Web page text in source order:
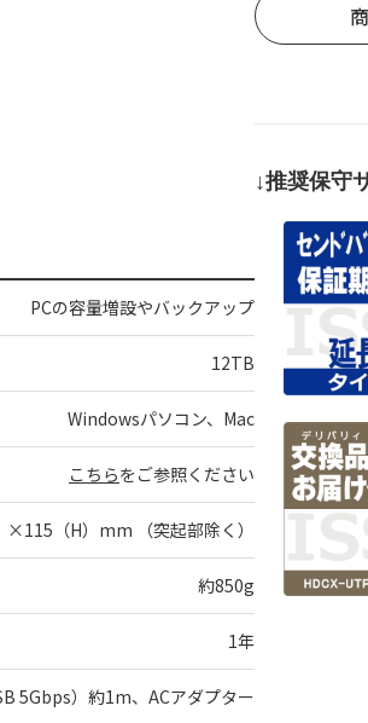
PCの容量増設やバックアップ
12TB
Windowsパソコン、Mac
こちらをご参照ください
（H）mm （突起部除く）
約850g
1年
5Gbps）約1m、ACアダプター
↓推奨保守